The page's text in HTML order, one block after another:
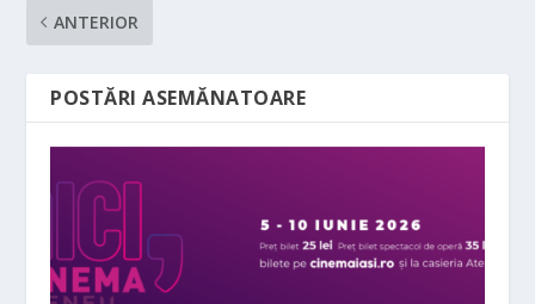
ANTERIOR
POSTĂRI ASEMĂNATOARE